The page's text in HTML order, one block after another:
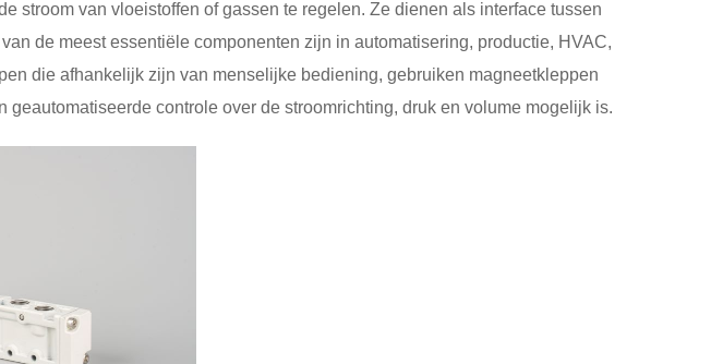
stroom van vloeistoffen of gassen te regelen. Ze dienen als interface tussen
de meest essentiële componenten zijn in automatisering, productie, HVAC,
die afhankelijk zijn van menselijke bediening, gebruiken magneetkleppen
controle over de stroomrichting, druk en volume mogelijk is.